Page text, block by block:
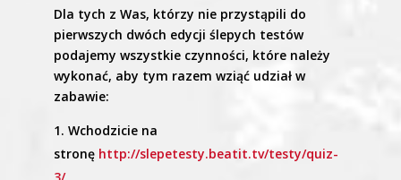
Dla tych z Was, którzy nie przystąpili do
pierwszych dwóch edycji ślepych testów
podajemy wszystkie czynności, które należy
wykonać, aby tym razem wziąć udział w
zabawie:
Wchodzicie na
stronę http://slepetesty.beatit.tv/testy/quiz-